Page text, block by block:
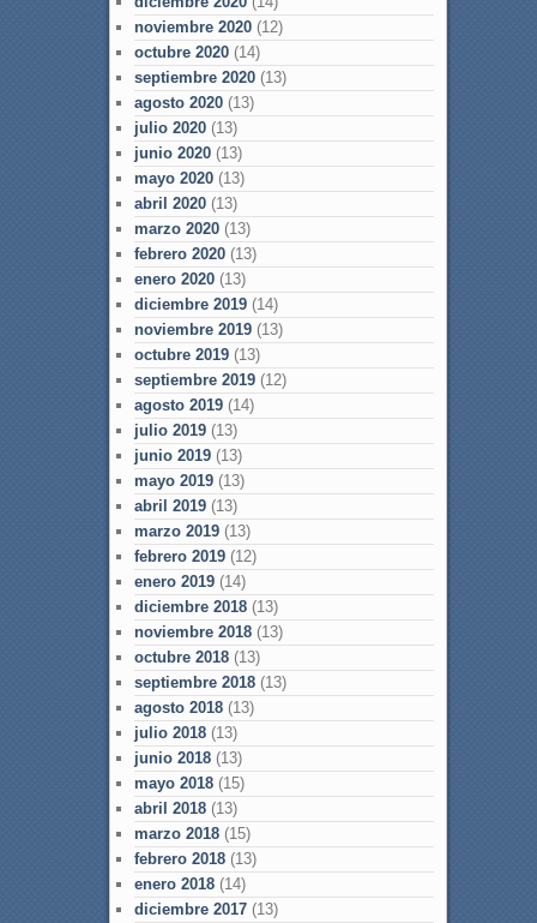
noviembre 2020(12)
octubre 2020(14)
septiembre 2020(13)
agosto 2020(13)
julio 2020(13)
junio 2020(13)
mayo 2020(13)
abril 2020(13)
marzo 2020(13)
febrero 2020(13)
enero 2020(13)
diciembre 2019(14)
noviembre 2019(13)
octubre 2019(13)
septiembre 2019(12)
agosto 2019(14)
julio 2019(13)
junio 2019(13)
mayo 2019(13)
abril 2019(13)
marzo 2019(13)
febrero 2019(12)
enero 2019(14)
diciembre 2018(13)
noviembre 2018(13)
octubre 2018(13)
septiembre 2018(13)
agosto 2018(13)
julio 2018(13)
junio 2018(13)
mayo 2018(15)
abril 2018(13)
marzo 2018(15)
febrero 2018(13)
enero 2018(14)
diciembre 2017(13)